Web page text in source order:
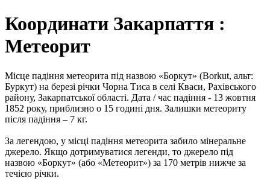
Координати Закарпаття :
Метеорит
Місце падіння метеорита під назвою «Боркут» (Borkut, альт:
Буркут) на березі річки Чорна Тиса в селі Кваси, Рахівського
району, Закарпатської області. Дата / час падіння - 13 жовтня
1852 року, приблизно о 15 годині дня. Залишки метеориту
після падіння – 7 кг.
За легендою, у місці падіння метеорита забило мінеральне
джерело. Якщо дотримуватися легенди, то джерело під
назвою «Боркут» (або «Метеорит») за 170 метрів нижче за
течією річки.